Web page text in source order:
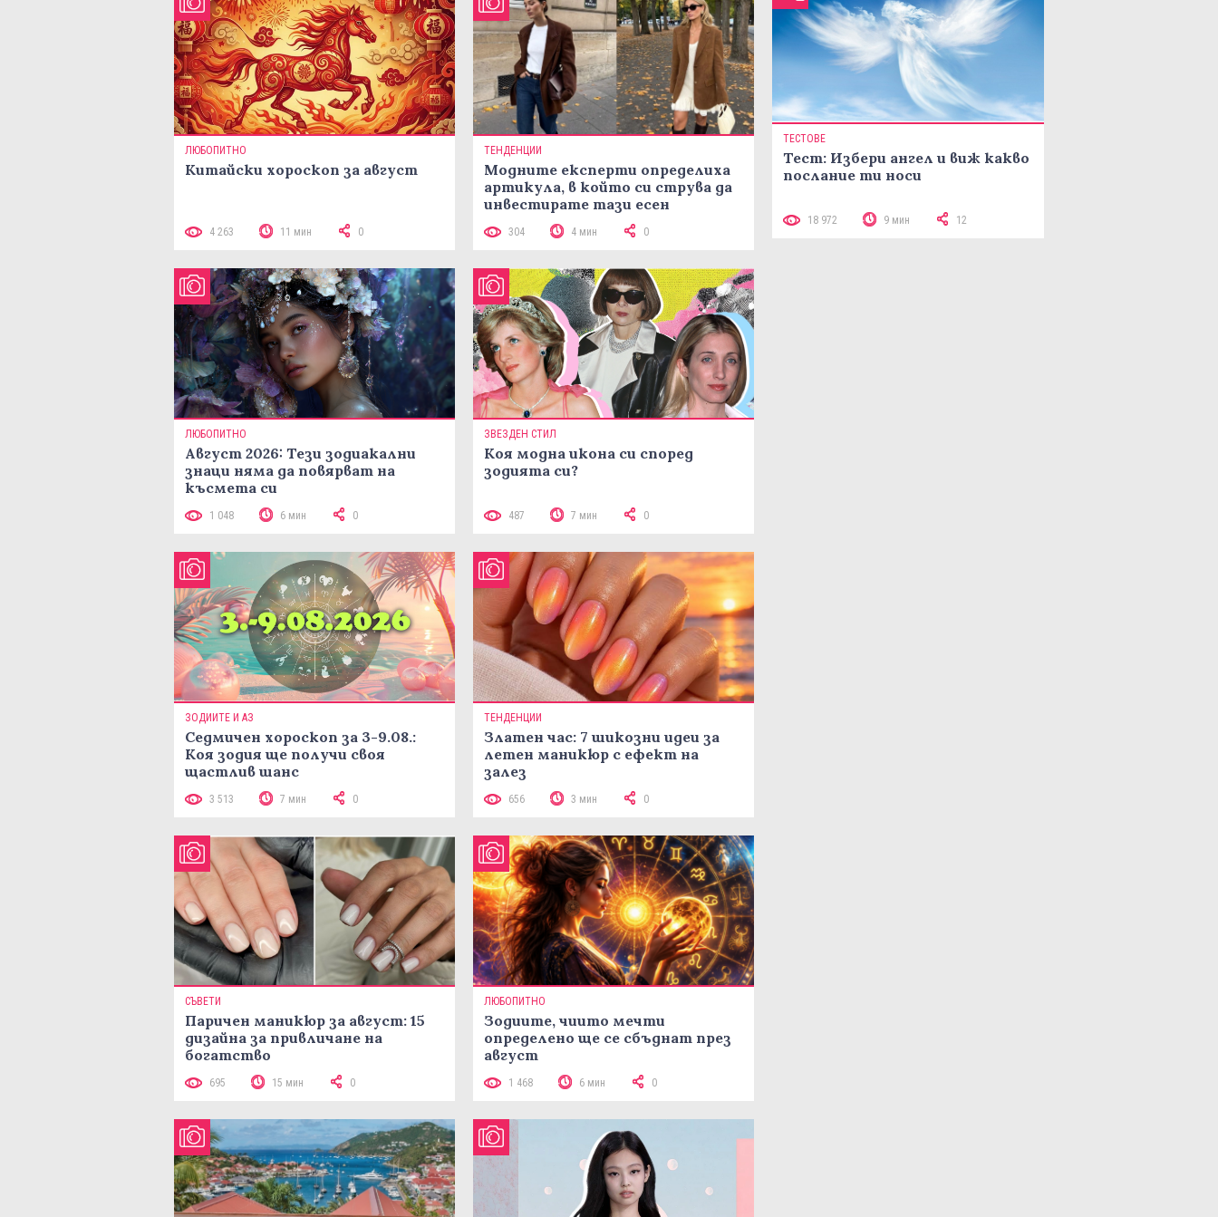
ЛЮБОПИТНО
Китайски хороскоп за август
4 263 11 мин 0
ТЕНДЕНЦИИ
Модните експерти определиха
артикула, в който си струва да
инвестирате тази есен
304 4 мин 0
ЛЮБОПИТНО
Август 2026: Тези зодиакални
знаци няма да повярват на
късмета си
1 048 6 мин 0
ЗВЕЗДЕН СТИЛ
Коя модна икона си според
зодията си?
487 7 мин 0
ЗОДИИТЕ И АЗ
Седмичен хороскоп за 3-9.08.:
Коя зодия ще получи своя
щастлив шанс
3 513 7 мин 0
ТЕНДЕНЦИИ
Златен час: 7 шикозни идеи за
летен маникюр с ефект на
залез
656 3 мин 0
СЪВЕТИ
Паричен маникюр за август: 15
дизайна за привличане на
богатство
695 15 мин 0
ЛЮБОПИТНО
Зодиите, чиито мечти
определено ще се сбъднат през
август
1 468 6 мин 0
ТЕСТОВЕ
Тест: Избери ангел и виж какво
послание ти носи
18 972 9 мин 12